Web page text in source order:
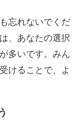
忘れないでくだ
、あなたの選択
多いです。みん
けることで、よ